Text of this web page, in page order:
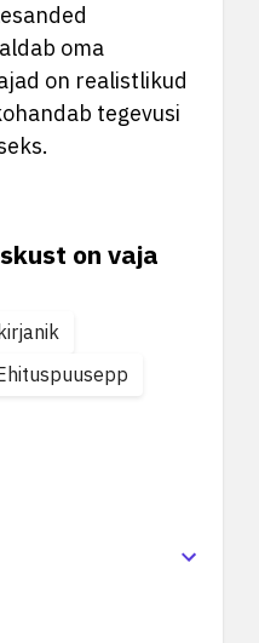
oma
on realistlikud
tegevusi
on vaja